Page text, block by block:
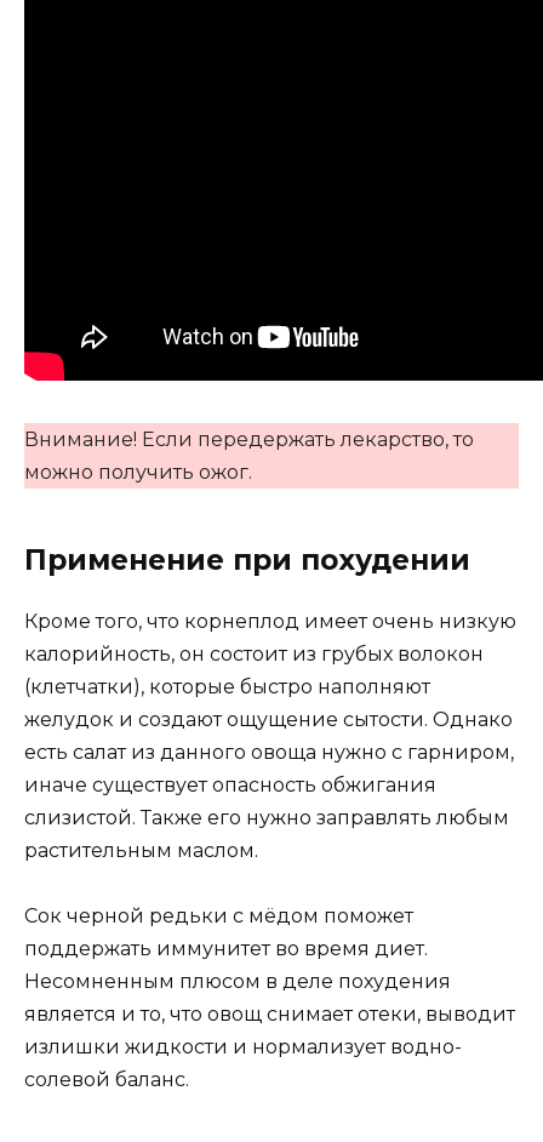
Внимание! Если передержать лекарство, то
можно получить ожог.
Применение при похудении
Кроме того, что корнеплод имеет очень низкую
калорийность, он состоит из грубых волокон
(клетчатки), которые быстро наполняют
желудок и создают ощущение сытости. Однако
есть салат из данного овоща нужно с гарниром,
иначе существует опасность обжигания
слизистой. Также его нужно заправлять любым
растительным маслом.
Сок черной редьки с мёдом поможет
поддержать иммунитет во время диет.
Несомненным плюсом в деле похудения
является и то, что овощ снимает отеки, выводит
излишки жидкости и нормализует водно-
солевой баланс.